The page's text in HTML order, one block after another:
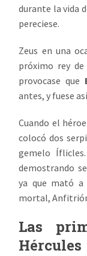
durante la vida
pereciese.
Zeus en una
próximo rey
provocase que
antes, y fuese
Cuando el
colocó dos
gemelo
demostrando
ya que mató a
mortal,
Las
Hércules